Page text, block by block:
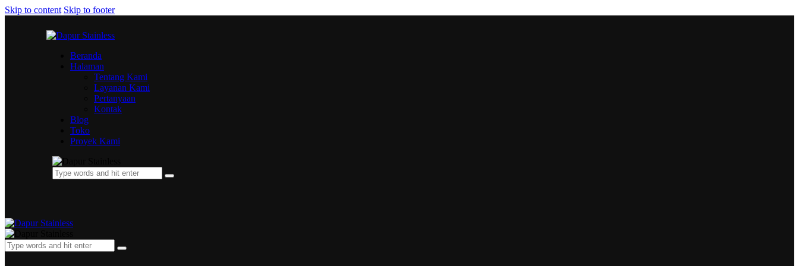
Skip to content Skip to footer
Beranda
Halaman
Tentang Kami
Layanan Kami
Pertanyaan
Kontak
Blog
Toko
Proyek Kami